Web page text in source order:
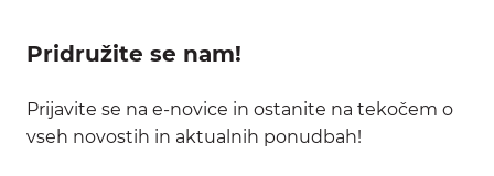
Pridružite se nam!
Prijavite se na e-novice in ostanite na tekočem o
vseh novostih in aktualnih ponudbah!